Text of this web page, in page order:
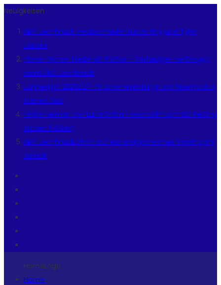
Neuigkeiten
ERC Lechbruck verabschiedet Lucas Hay und Tyler
Lepore
Florian Simon bleibt ein Flößer – Verteidiger verlängert
beim ERC Lechbruck
Landesliga 2026/27: Gruppeneinteilung und Spielmodus
stehen fest
Niklas Helmer und Luca Roldan wechseln vom EC Peiting
zu den Flößern
ERC Lechbruck blickt auf ein ereignisreiches Vereinsjahr
zurück
HomeLogo
Home